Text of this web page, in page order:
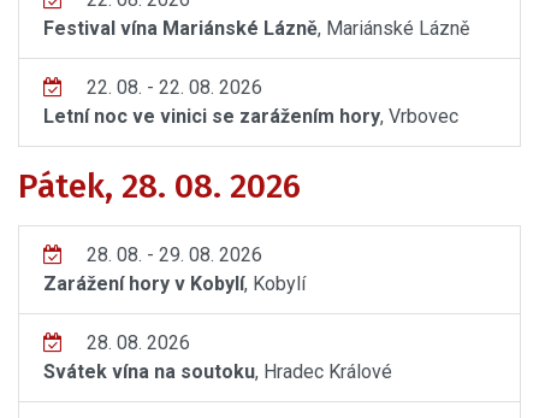
Festival vína Mariánské Lázně, Mariánské Lázně
22. 08. - 22. 08. 2026
Letní noc ve vinici se zarážením hory, Vrbovec
Pátek, 28. 08. 2026
28. 08. - 29. 08. 2026
Zarážení hory v Kobylí, Kobylí
28. 08. 2026
Svátek vína na soutoku, Hradec Králové